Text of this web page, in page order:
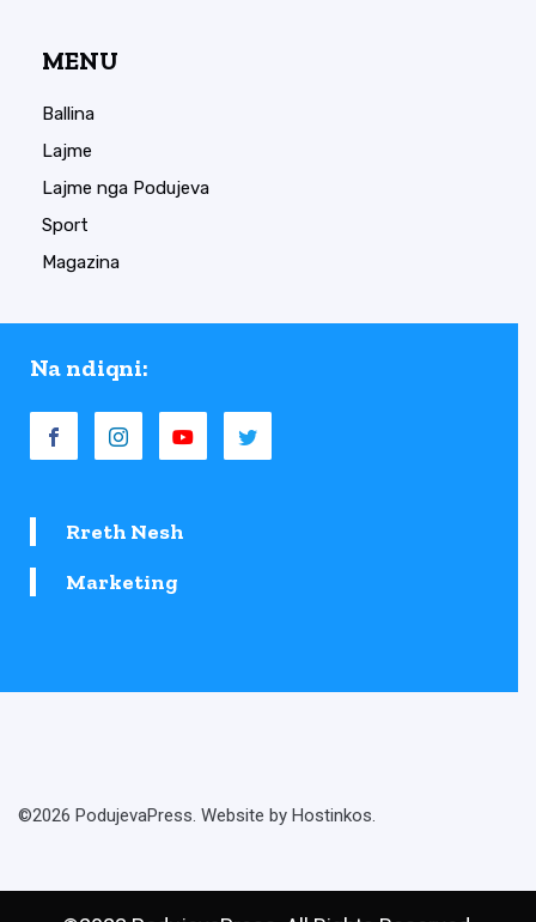
MENU
Ballina
Lajme
Lajme nga Podujeva
Sport
Magazina
Na ndiqni:
Rreth Nesh
Marketing
©2026 PodujevaPress. Website by Hostinkos.